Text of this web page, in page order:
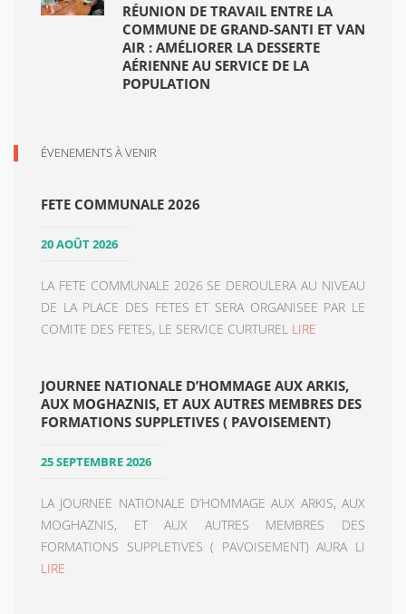
RÉUNION DE TRAVAIL ENTRE LA
COMMUNE DE GRAND-SANTI ET VAN
AIR : AMÉLIORER LA DESSERTE
AÉRIENNE AU SERVICE DE LA
POPULATION
ÉVENEMENTS À VENIR
FETE COMMUNALE 2026
20 AOÛT 2026
LA FETE COMMUNALE 2026 SE DEROULERA AU NIVEAU
DE LA PLACE DES FETES ET SERA ORGANISEE PAR LE
COMITE DES FETES, LE SERVICE CURTUREL LIRE
JOURNEE NATIONALE D’HOMMAGE AUX ARKIS,
AUX MOGHAZNIS, ET AUX AUTRES MEMBRES DES
FORMATIONS SUPPLETIVES ( PAVOISEMENT)
25 SEPTEMBRE 2026
LA JOURNEE NATIONALE D’HOMMAGE AUX ARKIS, AUX
MOGHAZNIS, ET AUX AUTRES MEMBRES DES
FORMATIONS SUPPLETIVES ( PAVOISEMENT) AURA LI
LIRE